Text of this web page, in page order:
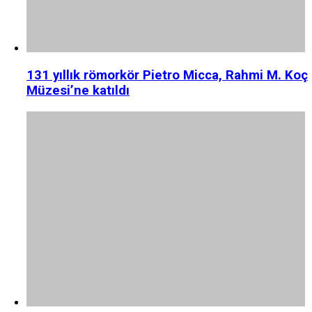
131 yıllık römorkör Pietro Micca, Rahmi M. Koç
Müzesi’ne katıldı